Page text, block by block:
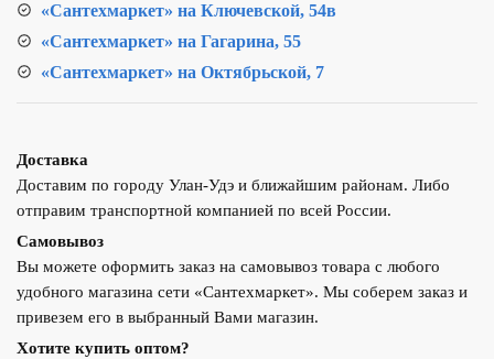
«Сантехмаркет» на Ключевской, 54в
«Сантехмаркет» на Гагарина, 55
«Сантехмаркет» на Октябрьской, 7
Доставка
Доставим по городу Улан-Удэ и ближайшим районам. Либо
отправим транспортной компанией по всей России.
Самовывоз
Вы можете оформить заказ на самовывоз товара с любого
удобного магазина сети «Сантехмаркет». Мы соберем заказ и
привезем его в выбранный Вами магазин.
Хотите купить оптом?